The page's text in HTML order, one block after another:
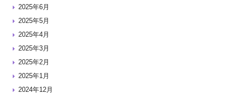
2025年6月
2025年5月
2025年4月
2025年3月
2025年2月
2025年1月
2024年12月